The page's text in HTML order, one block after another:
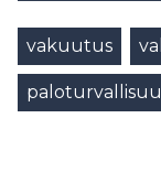
vakuutus